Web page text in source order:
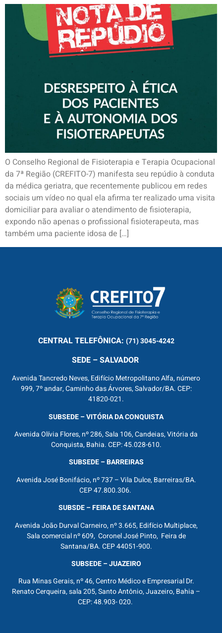
O Conselho Regional de Fisioterapia e Terapia Ocupacional
da 7ª Região (CREFITO-7) manifesta seu repúdio à conduta
da médica geriatra, que recentemente publicou em redes
sociais um vídeo no qual ela afirma ter realizado uma visita
domiciliar para avaliar o atendimento de fisioterapia,
expondo não apenas o profissional fisioterapeuta, mas
também uma paciente idosa de […]
CENTRALTELEFÔNICA: (71) 3045-4242
SEDE – SALVADOR
Avenida Tancredo Neves, Edifício Metropolitano Alfa, número
999, 7º andar, Caminho das Árvores, Salvador/BA. CEP:
41820-021.
SUBSEDE – VITÓRIA DA CONQUISTA
Avenida Olívia Flores, nº 286, Sala 106, Candeias, Vitória da
Conquista, Bahia. CEP: 45.028-610.
SUBSEDE – BARREIRAS
Avenida José Bonifácio, nº 737 – Vila Dulce, Barreiras/BA.
CEP 47.800.306.
SUBSDE – FEIRA DE SANTANA
Avenida João Durval Carneiro, nº 3.665, Edifício Multiplace,
Sala comercial nº 609, Coronel José Pinto, Feira de
Santana/BA. CEP 44051-900.
SUBSEDE – JUAZEIRO
Rua Minas Gerais, nº 46, Centro Médico e Empresarial Dr.
Renato Cerqueira, sala 205, Santo Antônio, Juazeiro, Bahia –
CEP: 48.903- 020.